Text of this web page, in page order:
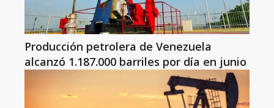
Producción petrolera de Venezuela
alcanzó 1.187.000 barriles por día en junio